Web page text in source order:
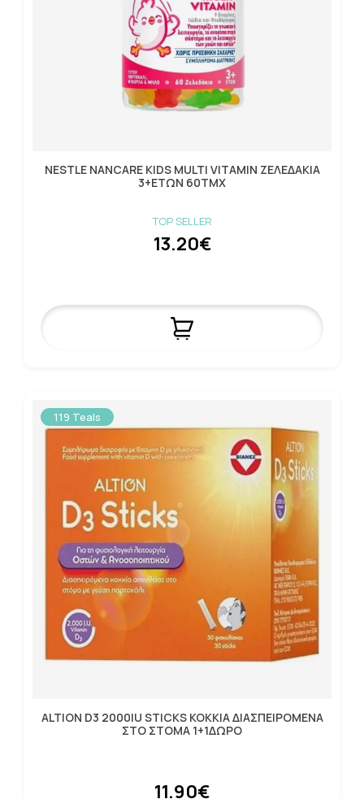
NESTLE NANCARE KIDS MULTI VITAMIN ΖΕΛΕΔΑΚΙΑ
3+ΕΤΩΝ 60ΤΜΧ
TOP SELLER
13.20€
119 Teals
ALTION D3 2000IU STICKS ΚΟΚΚΙΑ ΔΙΑΣΠΕΙΡΟΜΕΝΑ
ΣΤΟ ΣΤΟΜΑ 1+1ΔΩΡΟ
11.90€